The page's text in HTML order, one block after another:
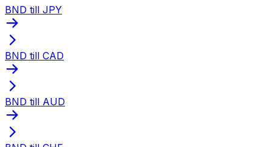
BND till JPY
BND till CAD
BND till AUD